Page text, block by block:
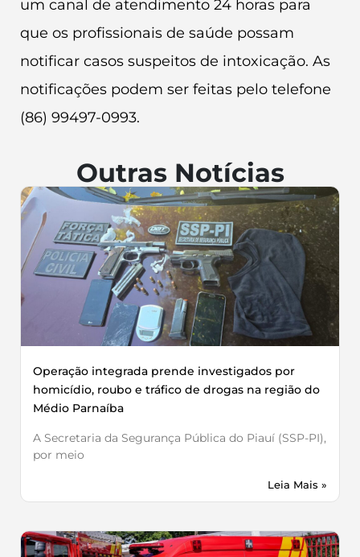
um canal de atendimento 24 horas para
que os profissionais de saúde possam
notificar casos suspeitos de intoxicação. As
notificações podem ser feitas pelo telefone
(86) 99497-0993.
Outras Notícias
Operação integrada prende investigados por
homicídio, roubo e tráfico de drogas na região do
Médio Parnaíba
A Secretaria da Segurança Pública do Piauí (SSP-PI),
por meio
Leia Mais »